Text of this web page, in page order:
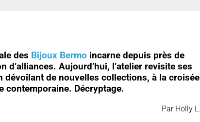
des Bijoux Bermo incarne depuis près de
Aujourd’hui, l’atelier revisite ses
de nouvelles collections, à la croisée
contemporaine. Décryptage.
Par Holly L.